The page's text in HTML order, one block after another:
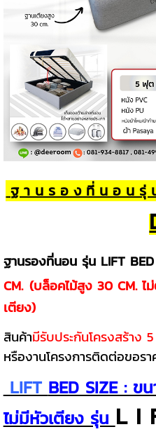
ฐ า น ร อ ง ที่ น อ น รุ่
ฐานรองที่นอน รุ่น LIFT BED
CM. (บล็อคไม้สูง 30 CM. ไ
เตียง)
สินค้ามีรับประกันโครงสร้าง
หรืองานโครงการติดต่อขอร
LIFT BED SIZE : ข
ไม่มีหัวเตียง รุ่น L I